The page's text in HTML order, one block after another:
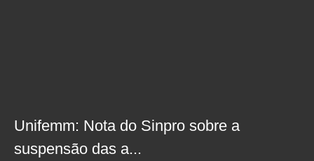
Unifemm: Nota do Sinpro sobre a
suspensão das a...